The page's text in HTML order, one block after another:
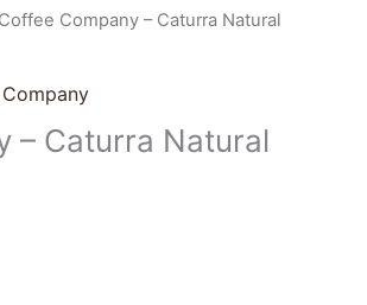
Company – Caturra Natural
– Caturra Natural